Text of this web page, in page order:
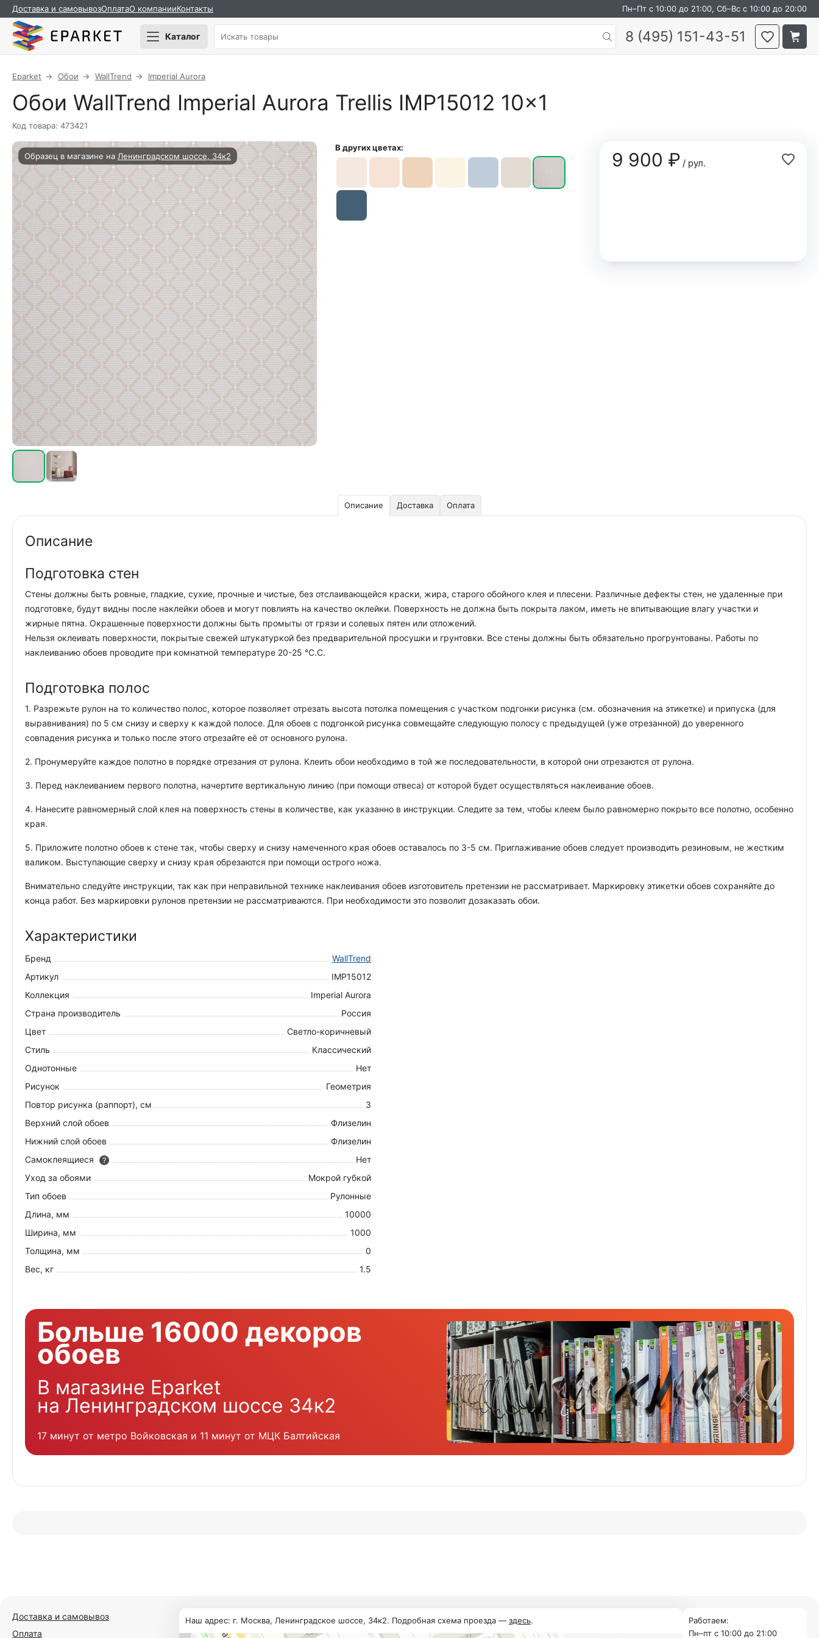
Доставка и самовывозОплатаО компанииКонтакты Пн–Пт с 10:00 до 21:00, Сб–Вс с 10:00 до 20:00
Каталог 8 (495) 151-43-51
Eparket Обои WallTrend Imperial Aurora
Обои WallTrend Imperial Aurora Trellis IMP15012 10×1
Код товара: 473421
Образец в магазине на Ленинградском шоссе, 34к2 9 900 ₽/ рул.
В других цветах:
Описание Доставка Оплата
Описание
Подготовка стен
Стены должны быть ровные, гладкие, сухие, прочные и чистые, без отслаивающейся краски, жира, старого обойного клея и плесени. Различные дефекты стен, не удаленные при
подготовке, будут видны после наклейки обоев и могут повлиять на качество оклейки. Поверхность не должна быть покрыта лаком, иметь не впитывающие влагу участки и
жирные пятна. Окрашенные поверхности должны быть промыты от грязи и солевых пятен или отложений.
Нельзя оклеивать поверхности, покрытые свежей штукатуркой без предварительной просушки и грунтовки. Все стены должны быть обязательно прогрунтованы. Работы по
наклеиванию обоев проводите при комнатной температуре 20-25 °C.C.
Подготовка полос
1. Разрежьте рулон на то количество полос, которое позволяет отрезать высота потолка помещения с участком подгонки рисунка (см. обозначения на этикетке) и припуска (для
выравнивания) по 5 см снизу и сверху к каждой полосе. Для обоев с подгонкой рисунка совмещайте следующую полосу с предыдущей (уже отрезанной) до уверенного
совпадения рисунка и только после этого отрезайте её от основного рулона.
2. Пронумеруйте каждое полотно в порядке отрезания от рулона. Клеить обои необходимо в той же последовательности, в которой они отрезаются от рулона.
3. Перед наклеиванием первого полотна, начертите вертикальную линию (при помощи отвеса) от которой будет осуществляться наклеивание обоев.
4. Нанесите равномерный слой клея на поверхность стены в количестве, как указанно в инструкции. Следите за тем, чтобы клеем было равномерно покрыто все полотно, особенно
края.
5. Приложите полотно обоев к стене так, чтобы сверху и снизу намеченного края обоев оставалось по 3-5 см. Приглаживание обоев следует производить резиновым, не жестким
валиком. Выступающие сверху и снизу края обрезаются при помощи острого ножа.
Внимательно следуйте инструкции, так как при неправильной технике наклеивания обоев изготовитель претензии не рассматривает. Маркировку этикетки обоев сохраняйте до
конца работ. Без маркировки рулонов претензии не рассматриваются. При необходимости это позволит дозаказать обои.
Характеристики
Бренд
WallTrend
Артикул
IMP15012
Коллекция
Imperial Aurora
Страна производитель
Россия
Цвет
Светло-коричневый
Стиль
Классический
Однотонные
Нет
Рисунок
Геометрия
Повтор рисунка (раппорт), см
3
Верхний слой обоев
Флизелин
Нижний слой обоев
Флизелин
Самоклеящиеся
?
Нет
Уход за обоями
Мокрой губкой
Тип обоев
Рулонные
Длина, мм
10000
Ширина, мм
1000
Толщина, мм
0
Вес, кг
1.5
Больше 16000 декоров
обоев
В магазине Eparket
на Ленинградском шоссе 34к2
17 минут от метро Войковская и 11 минут от МЦК Балтийская
Доставка и самовывоз
Оплата
Наш адрес: г. Москва, Ленинградское шоссе, 34к2. Подробная схема проезда — здесь.
Работаем:
Пн–пт с 10:00 до 21:00